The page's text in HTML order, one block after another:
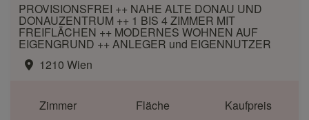
PROVISIONSFREI ++ NAHE ALTE DONAU UND
DONAUZENTRUM ++ 1 BIS 4 ZIMMER MIT
FREIFLÄCHEN ++ MODERNES WOHNEN AUF
EIGENGRUND ++ ANLEGER und EIGENNUTZER
1210 Wien
Zimmer
Fläche
Kaufpreis